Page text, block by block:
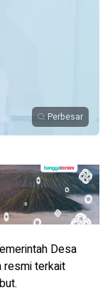
Perbesar
Desa
resmi terkait